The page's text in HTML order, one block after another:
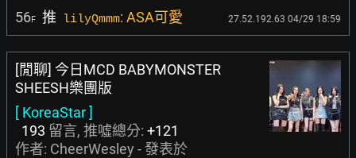
56F 推 lilyQmmm: ASA可愛 27.52.192.63 04/29 18:59
[閒聊] 今日MCD BABYMONSTER
SHEESH樂團版
[ KoreaStar ]
193 留言, 推噓總分: +121
作者: CheerWesley - 發表於